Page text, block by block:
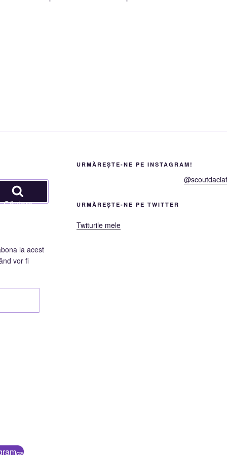
Căutare
la acest
vor fi
URMĂREȘTE-NE PE INSTAGRAM!
URMĂREȘTE-NE PE TWITTER
Twiturile mele